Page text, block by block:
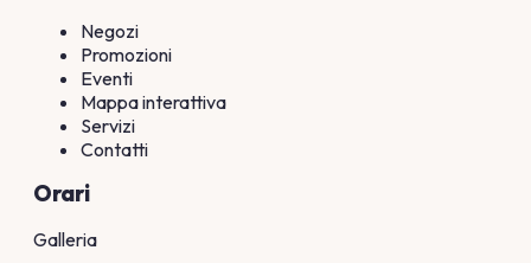
Negozi
Promozioni
Eventi
Mappa interattiva
Servizi
Contatti
Orari
Galleria